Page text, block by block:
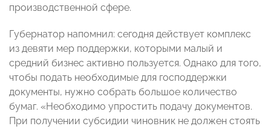
производственной сфере.
Губернатор напомнил: сегодня действует комплекс
из девяти мер поддержки, которыми малый и
средний бизнес активно пользуется. Однако для того,
чтобы подать необходимые для господдержки
документы, нужно собрать большое количество
бумаг. «Необходимо упростить подачу документов.
При получении субсидии чиновник не должен стоять